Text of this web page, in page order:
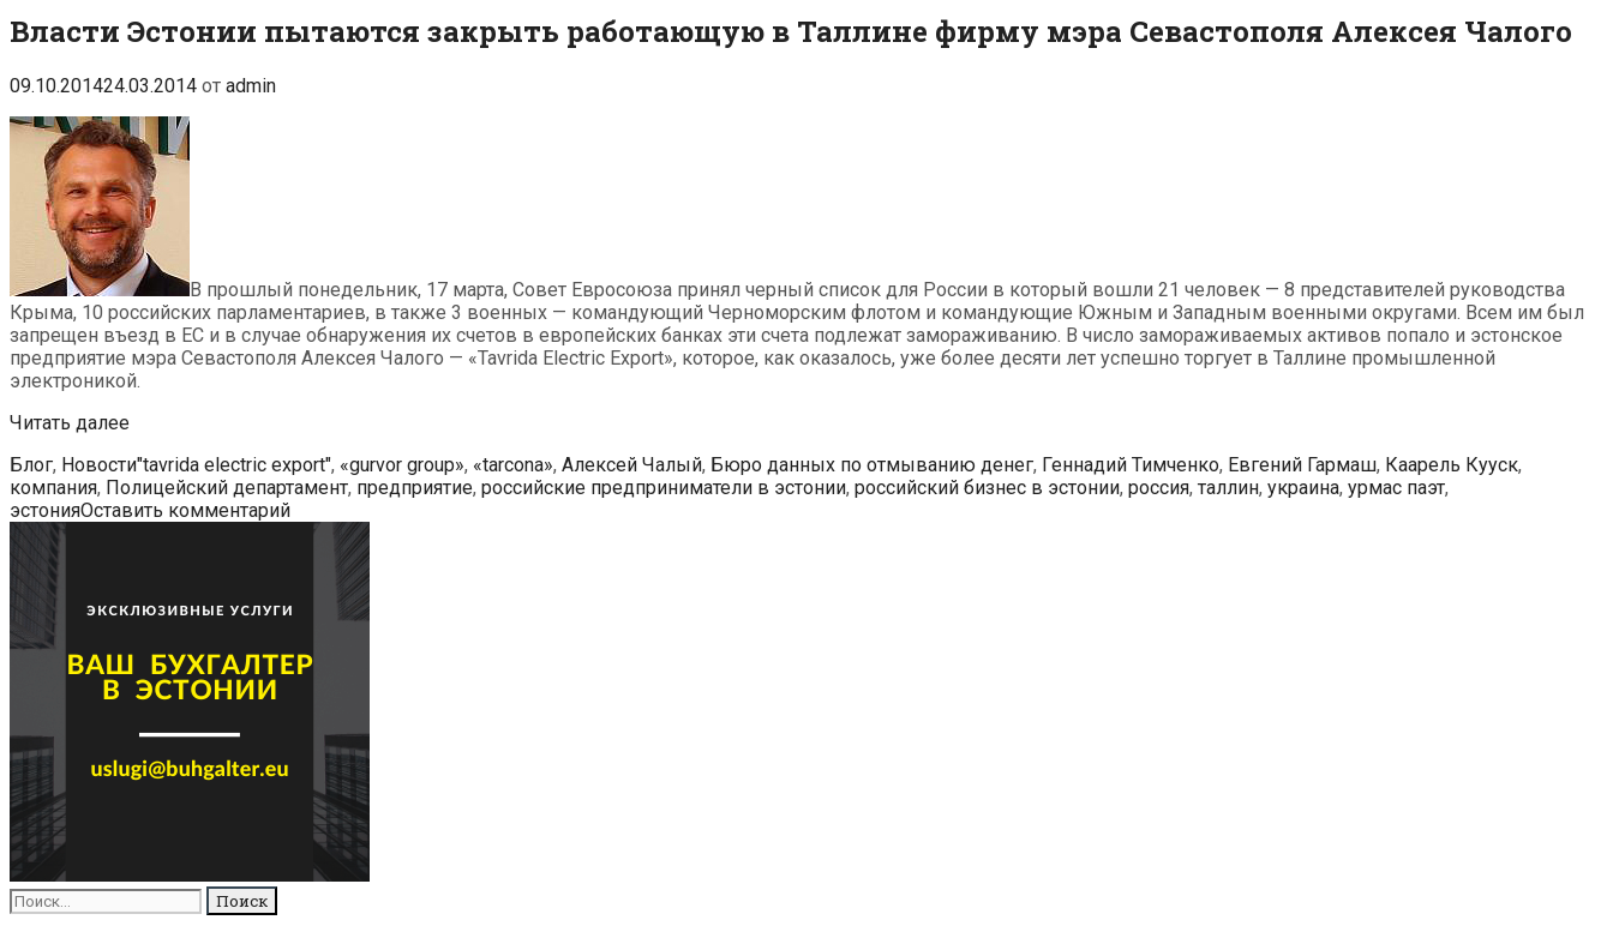
Власти Эстонии пытаются закрыть работающую в Таллине фирму мэра Севастополя Алексея Чалого
09.10.201424.03.2014 от admin
В прошлый понедельник, 17 марта, Совет Евросоюза принял черный список для России в который вошли 21 человек — 8 представителей руководства
Крыма, 10 российских парламентариев, в также 3 военных — командующий Черноморским флотом и командующие Южным и Западным военными округами. Всем им был
запрещен въезд в ЕС и в случае обнаружения их счетов в европейских банках эти счета подлежат замораживанию. В число замораживаемых активов попало и эстонское
предприятие мэра Севастополя Алексея Чалого — «Tavrida Electric Export», которое, как оказалось, уже более десяти лет успешно торгует в Таллине промышленной
электроникой.
Читать далееВласти
пытаются
закрыть
работающую
мэра
Алексея
Чалого
Рубрики
Блог, НовостиМетки
"tavrida electric export", «gurvor group», «tarcona», Алексей Чалый, Бюро данных по отмыванию денег, Геннадий Тимченко, Евгений Гармаш, Каарель Кууск,
компания, Полицейский департамент, предприятие, российские предприниматели в эстонии, российский бизнес в эстонии, россия, таллин, украина, урмас паэт,
эстонияОставить комментарий
Поиск
для: